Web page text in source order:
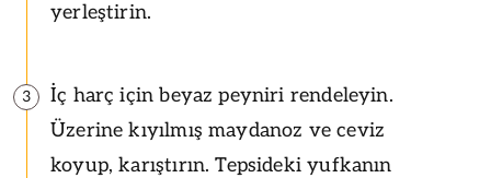
yerleştirin.
3
İç harç için beyaz peyniri rendeleyin.
Üzerine kıyılmış maydanoz ve ceviz
koyup, karıştırın. Tepsideki yufkanın